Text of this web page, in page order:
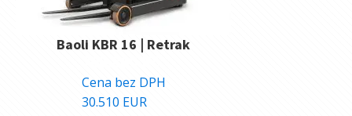
Baoli KBR 16 | Retrak
Cena bez DPH
30.510 EUR